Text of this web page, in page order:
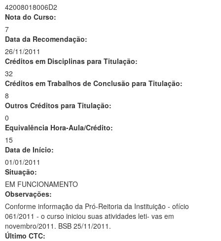
42008018006D2
Nota do Curso:
7
Data da Recomendação:
26/11/2011
Créditos em Disciplinas para Titulação:
32
Créditos em Trabalhos de Conclusão para Titulação:
8
Outros Créditos para Titulação:
0
Equivalência Hora-Aula/Crédito:
15
Data de Início:
01/01/2011
Situação:
EM FUNCIONAMENTO
Observações:
Conforme informação da Pró-Reitoria da Instituição - ofício
061/2011 - o curso iniciou suas atividades leti- vas em
novembro/2011. BSB 25/11/2011.
Último CTC: